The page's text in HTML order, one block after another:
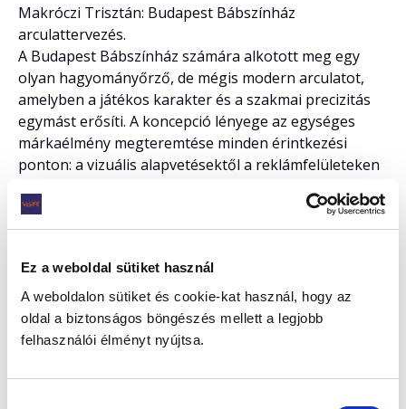
Ez a weboldal sütiket használ
A weboldalon sütiket és cookie-kat használ, hogy az
oldal a biztonságos böngészés mellett a legjobb
felhasználói élményt nyújtsa.
Makróczi Trisztán: Budapest Bábszínház
arculattervezés.
A Budapest Bábszínház számára alkotott meg egy
olyan hagyományőrző, de mégis modern arculatot,
amelyben a játékos karakter és a szakmai precizitás
egymást erősíti. A koncepció lényege az egységes
márkaélmény megteremtése minden érintkezési
ponton: a vizuális alapvetésektől a reklámfelületeken
elemében a színház gazdag kulturális világát és
speciális üzenetét képviselve.
Szováti Zsófia: Rovarélőhelyek Védelme
A kampány célja, hogy felhívja a figyelmet a beporzó
és más rovarfajok kulcsszerepére a biodiverzitás
fenntartásában, valamint arra, hogy eltűnésük